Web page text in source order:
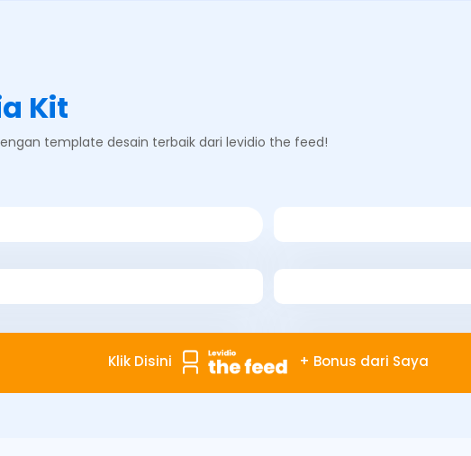
Kit
template desain terbaik dari levidio the feed!
Klik Disini + Bonus dari Saya